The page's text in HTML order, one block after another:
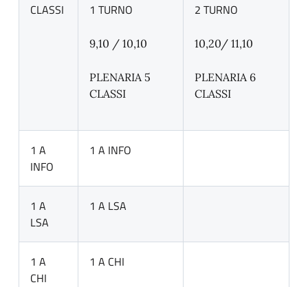
CLASSI 1 TURNO
9,10 / 10,10
PLENARIA 5
CLASSI
2 TURNO
10,20/ 11,10
PLENARIA 6
CLASSI
1 A
INFO
1 A INFO
1 A
LSA
1 A LSA
1 A
CHI
1 A CHI